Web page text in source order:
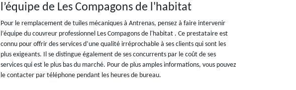
l’équipe de Les Compagons de l'habitat
Pour le remplacement de tuiles mécaniques à Antrenas, pensez à faire intervenir
l’équipe du couvreur professionnel Les Compagons de l'habitat . Ce prestataire est
connu pour offrir des services d’une qualité irréprochable à ses clients qui sont les
plus exigeants. Il se distingue également de ses concurrents par le coût de ses
services qui est le plus bas du marché. Pour de plus amples informations, vous pouvez
le contacter par téléphone pendant les heures de bureau.